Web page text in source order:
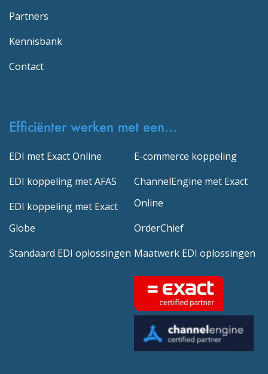
Partners
Kennisbank
Contact
Efficiënter werken met een...
EDI met Exact Online
EDI koppeling met AFAS
EDI koppeling met Exact
Globe
Standaard EDI oplossingen
E-commerce koppeling
ChannelEngine met Exact
Online
OrderChief
Maatwerk EDI oplossingen